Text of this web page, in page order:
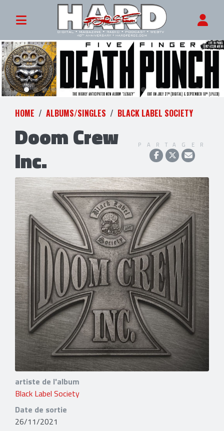
HOME ALBUMS/SINGLES BLACK LABEL SOCIETY
Doom Crew
Inc.
PARTAGER
artiste de l'album
Black Label Society
Date de sortie
26/11/2021